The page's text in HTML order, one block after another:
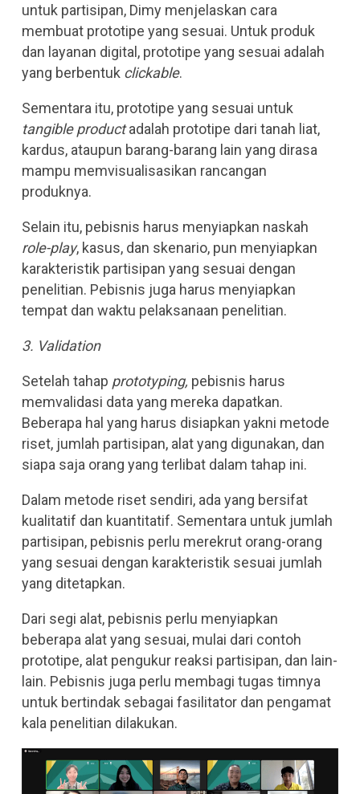
untuk partisipan, Dimy menjelaskan cara
membuat prototipe yang sesuai. Untuk produk
dan layanan digital, prototipe yang sesuai adalah
yang berbentuk clickable.
Sementara itu, prototipe yang sesuai untuk
tangible productadalah prototipe dari tanah liat,
kardus, ataupun barang-barang lain yang dirasa
mampu memvisualisasikan rancangan
produknya.
Selain itu, pebisnis harus menyiapkan naskah
role-play, kasus, dan skenario, pun menyiapkan
karakteristik partisipan yang sesuai dengan
penelitian. Pebisnis juga harus menyiapkan
tempat dan waktu pelaksanaan penelitian.
3. Validation
Setelah tahap prototyping, pebisnis harus
memvalidasi data yang mereka dapatkan.
Beberapa hal yang harus disiapkan yakni metode
riset, jumlah partisipan, alat yang digunakan, dan
siapa saja orang yang terlibat dalam tahap ini.
Dalam metode riset sendiri, ada yang bersifat
kualitatif dan kuantitatif. Sementara untuk jumlah
partisipan, pebisnis perlu merekrut orang-orang
yang sesuai dengan karakteristik sesuai jumlah
yang ditetapkan.
Dari segi alat, pebisnis perlu menyiapkan
beberapa alat yang sesuai, mulai dari contoh
prototipe, alat pengukur reaksi partisipan, dan lain-
lain. Pebisnis juga perlu membagi tugas timnya
untuk bertindak sebagai fasilitator dan pengamat
kala penelitian dilakukan.